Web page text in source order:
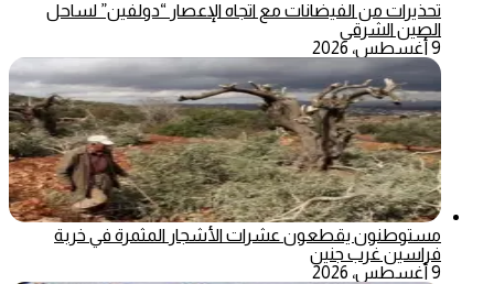
تحذيرات من الفيضانات مع اتجاه الإعصار “دولفين” لساحل
الصين الشرقي
9 أغسطس، 2026
مستوطنون يقطعون عشرات الأشجار المثمرة في خربة
فراسين غرب جنين
9 أغسطس، 2026